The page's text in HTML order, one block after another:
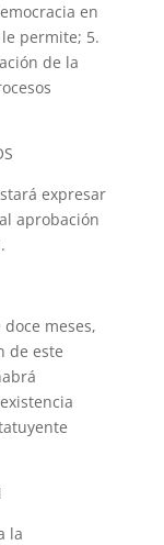
en
permite; 5.
de la
expresar
aprobación
meses,
de este
la